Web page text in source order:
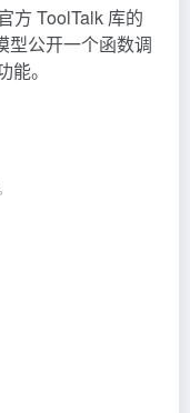
方 ToolTalk 库的
型公开一个函数调
。